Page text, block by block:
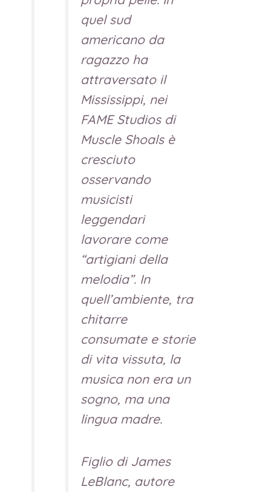
quel sud
americano da
ragazzo ha
attraversato il
Mississippi, nei
FAME Studios di
Muscle Shoals è
cresciuto
osservando
musicisti
leggendari
lavorare come
“artigiani della
melodia”. In
quell’ambiente, tra
chitarre
consumate e storie
di vita vissuta, la
musica non era un
sogno, ma una
lingua madre.
Figlio di James
LeBlanc, autore